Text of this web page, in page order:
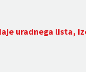
uradnega lista,